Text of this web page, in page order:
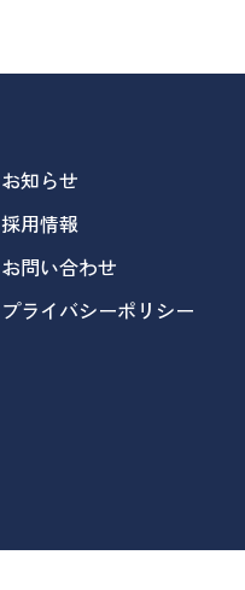
お知らせ
採用情報
お問い合わせ
プライバシーポリシー